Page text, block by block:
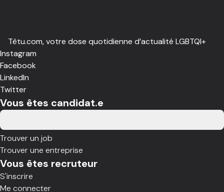
Têtu.com, votre dose quotidienne d’actualité LGBTQI+
Instagram
Facebook
LinkedIn
Twitter
Vous êtes candidat.e
Trouver un job
Trouver une entreprise
Vous êtes recruteur
S'inscrire
Me connecter